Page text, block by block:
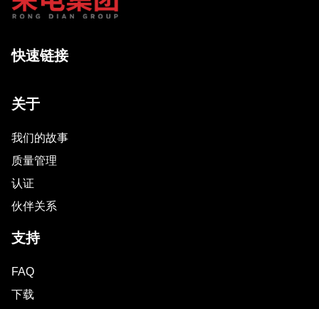
快速链接
关于
我们的故事
质量管理
认证
伙伴关系
支持
FAQ
下载